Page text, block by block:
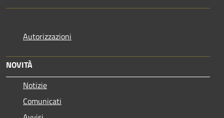
Autorizzazioni
NOVITÀ
Notizie
Comunicati